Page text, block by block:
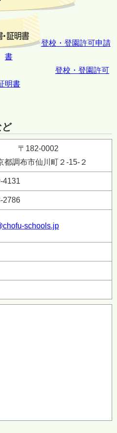
登校・登園許可申請
書
登校・登園許可
明書
ど
〒182-0002
都調布市仙川町２-15-２
4131
2786
schools.jp